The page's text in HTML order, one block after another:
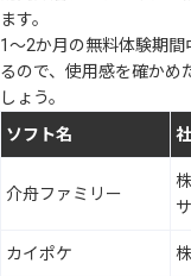
ます。
1～2か月の無料体験期
るので、使用感を確かめ
しょう。
ソフト名
介舟ファミリー
カイポケ